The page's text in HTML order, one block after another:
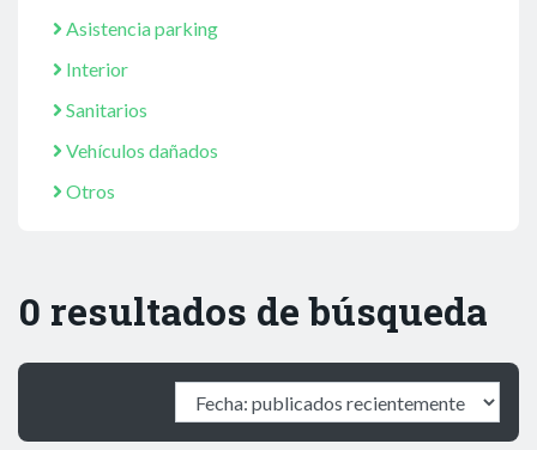
Asistencia parking
Interior
Sanitarios
Vehículos dañados
Otros
0 resultados de búsqueda